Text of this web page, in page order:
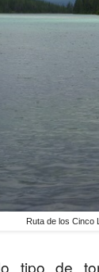
Ruta de los Cinco
tipo de